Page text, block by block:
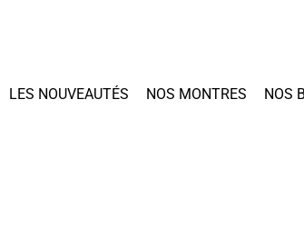
LES NOUVEAUTÉS NOS MONTRES NOS